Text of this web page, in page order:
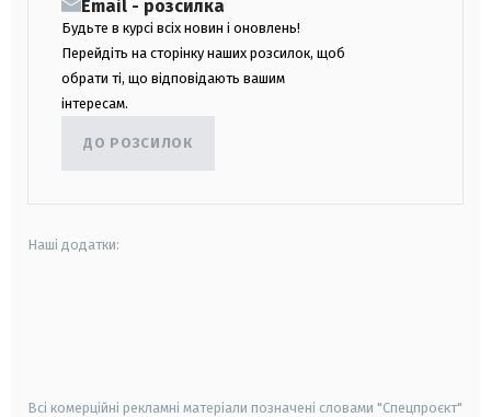
Email - розсилка
Будьте в курсі всіх новин і оновлень!
Перейдіть на сторінку наших розсилок, щоб
обрати ті, що відповідають вашим
інтересам.
ДО РОЗСИЛОК
Наші додатки:
Всі комерційні рекламні матеріали позначені словами "Спецпроєкт"